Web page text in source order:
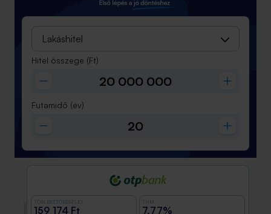
Lakáshitel
Hitel összege (Ft)
Futamidő (év)
159 174 Ft 7,77%